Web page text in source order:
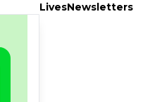
LivesNewsletters